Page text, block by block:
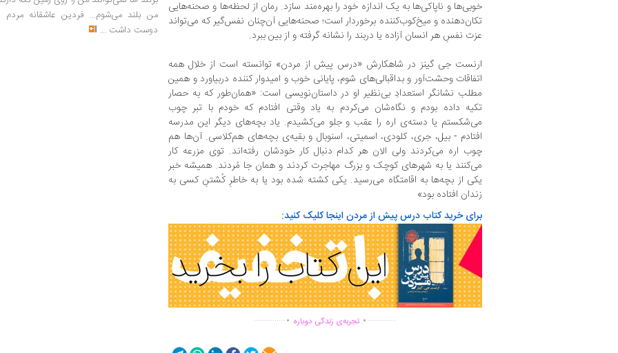
خوبی‌ها و ناپاکی‌ها به یک اندازه خود را بهره‌مند سازد. رمان از لحظه‌ها و صحنه‌هایی
تکان‌دهنده و میخ‌کوب‌کننده برخوردار است؛ صحنه‌هایی آن‌چنان نفس‌گیر که می‌تواند
عزت نفسِ هر انسان آزاده یا دربند را نشانه گرفته و از بین ببرد.
ارنست جی گینز در شاهکارش «درس پیش از مردن» توانسته است از خلال همه
اتفاقات وحشت‌آور و بد‌اقبالی‌های شوم، پایانی خوب و امیدوار کننده دربیاورد و همین
مطلب نشانگر استعدادِ بی‌نظیر او در داستان‌نویسی است: «همان‌طور که به حصار
تکیه داده بودم و نگاه‌شان می‌کردم به یاد وقتی افتادم که خودم با تبر چوب
می‌شکستم یا دسته‌ی اره را عقب و جلو می‌کشیدم. یاد بچه‌های دیگر این مدرسه
افتادم - بیل، جری، کلودی، اسمیتی، اسنوبال و بقیه‌ی بچه‌های هم‌کلاسی. آن‌ها هم
چوب اره می‌کردند ولی الان هر کدام دنبال کار خودشان رفته‌اند. توی مزرعه کار
می‌کنند یا به شهرهای کوچک و بزرگ مهاجرت کردند و همان جا مُردند. همیشه خبر
یکی از بچه‌ها به اقامتگاه می‌رسید. یکی کشته شده بود یا به خاطرِ کُشتنِ کسی به
زندان افتاده بود»
برای خرید کتاب درس پیش از مردن اینجا کلیک کنید:
................ تجربه‌ی زندگی دوباره...............
من بلند می‌شوم... فردین عاشقانه مردم
دوست داشت ...